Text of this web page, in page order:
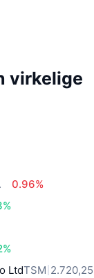
virkelige
0.96%
LtdTSM